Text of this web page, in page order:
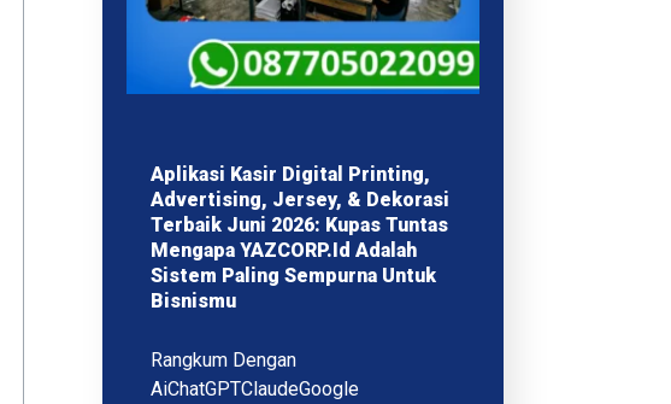
Aplikasi Kasir Digital Printing,
Advertising, Jersey, & Dekorasi
Terbaik Juni 2026: Kupas Tuntas
Mengapa YAZCORP.id Adalah
Sistem Paling Sempurna Untuk
Bisnismu
Rangkum Dengan
AiChatGPTClaudeGoogle